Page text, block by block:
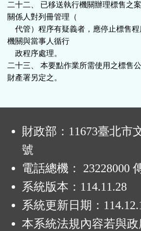
二十二、 已移送執行機關辦理標售之
關係人對列冊管理（
代管）程序有疑義者，應停止標售
機關與當事人循行
政程序處理。
二十三、 本要點作業所需使用之標售
財產署另定之。
財政部：11673臺北市
號
電話總機： 23228000
系統版本： 114.11.28
系統更新日期：
本系統法規內容若與